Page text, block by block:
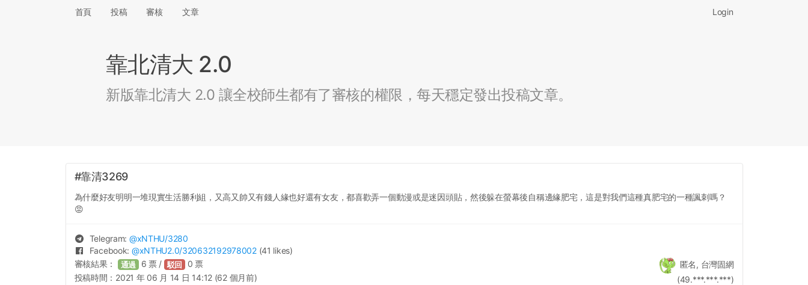
首頁 投稿 審核 文章 Login
靠北清大 2.0
新版靠北清大 2.0 讓全校師生都有了審核的權限，每天穩定發出投稿文章。
#靠清3269
為什麼好友明明一堆現實生活勝利組，又高又帥又有錢人緣也好還有女友，都喜歡弄一個動漫或是迷因頭貼，然後躲在螢幕後自稱邊緣肥宅，這是對我們這種真肥宅的一種諷刺嗎？
😡
Telegram: @xNTHU/3280
Facebook: @xNTHU2.0/320632192978002 (41 likes)
匿名, 台灣固網
(49.***.***.***)
審核結果： 通過 6 票 / 駁回 0 票
投稿時間： 2021 年 06 月 14 日 14:12 (62 個月前)